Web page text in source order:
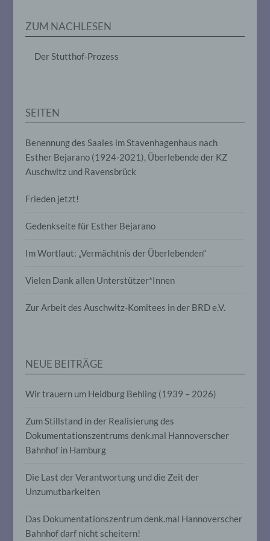
ZUM NACHLESEN
Der Stutthof-Prozess
SEITEN
Benennung des Saales im Stavenhagenhaus nach
Esther Bejarano (1924-2021), Überlebende der KZ
Auschwitz und Ravensbrück
Frieden jetzt!
Gedenkseite für Esther Bejarano
Im Wortlaut: „Vermächtnis der Überlebenden“
Vielen Dank allen Unterstützer*Innen
Zur Arbeit des Auschwitz-Komitees in der BRD e.V.
NEUE BEITRÄGE
Wir trauern um Heidburg Behling (1939 – 2026)
Zum Stillstand in der Realisierung des
Dokumentationszentrums denk.mal Hannoverscher
Bahnhof in Hamburg
Die Last der Verantwortung und die Zeit der
Unzumutbarkeiten
Das Dokumentationszentrum denk.mal Hannoverscher
Bahnhof darf nicht scheitern!
Anpassung oder Veränderung, das
Auslesen, das Abfragen, die Verwendung,
Verbreitung oder eine andere Form der
Einschränkung der Verarbeitung ist die
Markierung gespeicherter
e) Profiling
Profiling ist jede Art der automatisierten
die darin besteht, dass diese
werden, um bestimmte persönliche
Aspekte, die sich auf eine natürliche
Gesundheit, persönlicher Vorlieben,
Interessen, Zuverlässigkeit, Verhalten,
natürlichen Person zu analysieren oder
vorherzusagen.
f) Pseudonymisierung
personenbezogener Daten in einer Weise,
auf welche die personenbezogenen Daten
spezifischen betroffenen Person
zugeordnet werden können, sofern diese